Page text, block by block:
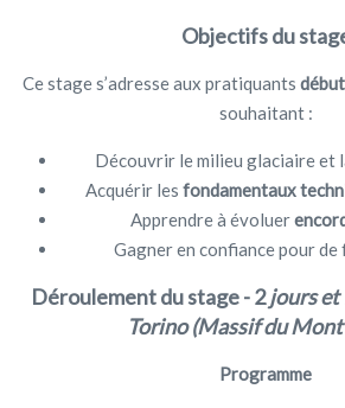
Objectifs du
Ce stage s’adresse aux pratiquants
souhaitant :
Découvrir le milieu glaciaire et
Acquérir les fondamentaux
Apprendre à évoluer
Gagner en confiance pour
Déroulement du stage - 2jours et
Torino (Massif du
Programme